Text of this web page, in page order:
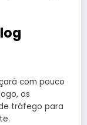
com pouco
os
tráfego para